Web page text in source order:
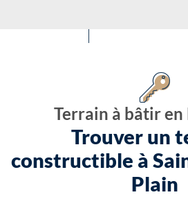
Terrain à bâtir en
Trouver un
constructible à
Plain